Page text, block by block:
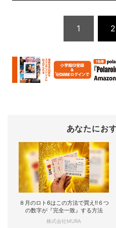
1 2
あなたにお
８月のロト6はこの方法で買え!!６つ
の数字が『完全一致』する方法
株式会社MURA